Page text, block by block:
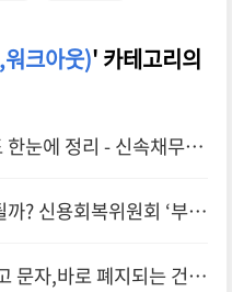
크아웃)' 카테고리의
눈에 정리 - 신속채무조
? 신용회복위원회 ‘부동
문자,바로 폐지되는 건